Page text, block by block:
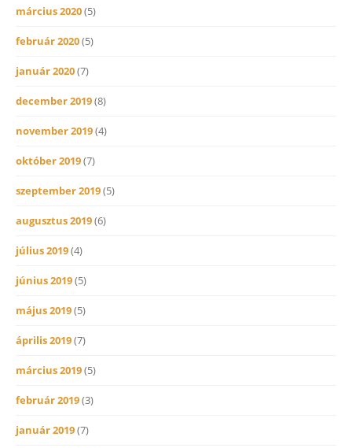
március 2020(5)
február 2020(5)
január 2020(7)
december 2019(8)
november 2019(4)
október 2019(7)
szeptember 2019(5)
augusztus 2019(6)
július 2019(4)
június 2019(5)
május 2019(5)
április 2019(7)
március 2019(5)
február 2019(3)
január 2019(7)